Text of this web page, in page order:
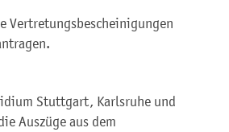
Vertretungsbescheinigungen
Stuttgart, Karlsruhe und
Auszüge aus dem